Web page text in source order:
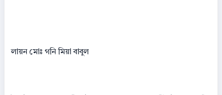
লায়ন মোঃ গনি মিয়া বাবুল